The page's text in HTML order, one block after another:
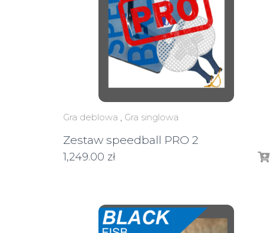
Gra deblowa , Gra singlowa
Zestaw speedball PRO 2
1,249.00 zł